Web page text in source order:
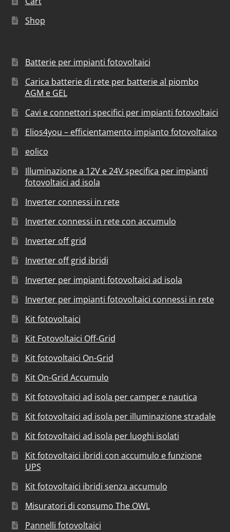
Shop
Batterie per impianti fotovoltaici
Carica batterie di rete per batterie al piombo
AGM e GEL
Cavi e connettori specifici per impianti fotovoltaici
Elios4you – efficientamento impianto fotovoltaico
eolico
Illuminazione a 12V e 24V specifica per impianti
fotovoltaici ad isola
Inverter connessi in rete
Inverter connessi in rete con accumulo
Inverter off grid
Inverter off grid ibridi
Inverter per impianti fotovoltaici ad isola
Inverter per impianti fotovoltaici connessi in rete
Kit fotovoltaici
Kit Fotovoltaici Off-Grid
Kit fotovoltaici On-Grid
Kit On-Grid Accumulo
Kit fotovoltaici ad isola per camper e nautica
Kit fotovoltaici ad isola per illuminazione stradale
Kit fotovoltaici ad isola per luoghi isolati
Kit fotovoltaici ibridi con accumulo e funzione
UPS
Kit fotovoltaici ibridi senza accumulo
Misuratori di consumo The OWL
Pannelli fotovoltaici